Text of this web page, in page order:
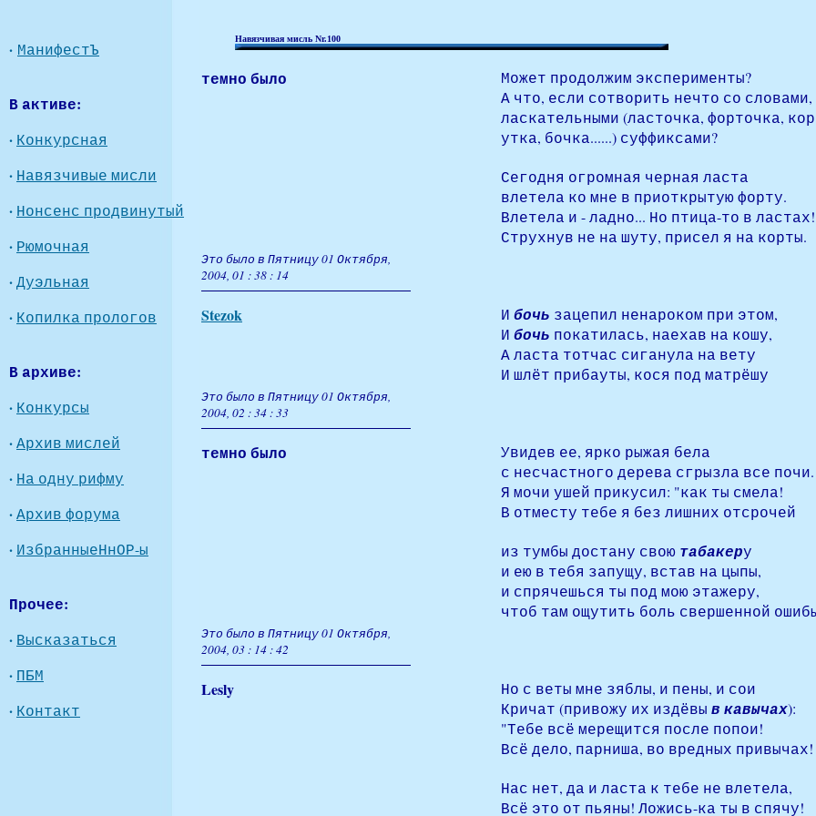
· МанифестЪ
В активе:
· Конкурсная
· Навязчивые мисли
· Нонсенс продвинутый
· Рюмочная
·Дуэльная
· Копилка прологов
В архиве:
· Конкурсы
·Архив мислей
· На одну рифму
·Архив форума
· ИзбранныеНнОР-ы
Прочее:
· Высказаться
· ПБМ
· Контакт
Навязчивая мисль Nr.100
темно было
Может продолжим эксперименты?
А что, если сотворить нечто со
ласкательными (ласточка, форточка,
утка, бочка......) суффиксами?
Сегодня огромная черная ласта
влетела ко мне в приоткрытую форту.
Влетела и - ладно... Но птица-то в ластах!
Струхнув не на шуту, присел я на корты.
Это было в Пятницу 01 Октября,
2004, 01 : 38 : 14
Stezok И бочь зацепил ненароком при этом,
И бочь покатилась, наехав на кошу,
А ласта тотчас сиганула на вету
И шлёт прибауты, кося под матрёшу
Это было в Пятницу 01 Октября,
2004, 02 : 34 : 33
темно было
Увидев ее, ярко рыжая бела
с несчастного дерева сгрызла все почи.
Я мочи ушей прикусил: "как ты смела!
В отместу тебе я без лишних отсрочей
из тумбы достану свою табакеру
и ею в тебя запущу, встав на цыпы,
и спрячешься ты под мою этажеру,
чтоб там ощутить боль свершенной
Это было в Пятницу 01 Октября,
2004, 03 : 14 : 42
Lesly
Но с веты мне зяблы, и пены, и сои
Кричат (привожу их издёвы в кавычах):
"Тебе всё мерещится после попои!
Всё дело, парниша, во вредных привычах!
Нас нет, да и ласта к тебе не влетела,
Всё это от пьяны! Ложись-ка ты в спячу!